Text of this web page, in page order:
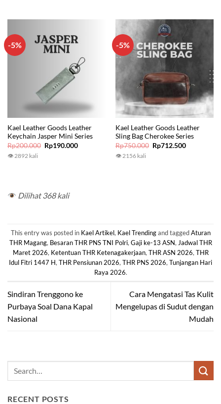
-5%
Kael Leather Goods Leather
Keychain Jasper Mini Series
Rp200.000 Original
price
Rp190.000Current
👁 2892 kali
-5%
Kael Leather Goods Leather
Sling Bag Cherokee Series
Rp750.000 Original
price
Rp712.500Current
👁 2156 kali
Dilihat 368 kali
This entry was posted in Kael Artikel, Kael Trendingand taggedAturan
THR Magang, Besaran THR PNS TNI Polri, Gaji ke-13 ASN, Jadwal THR
Maret 2026, Ketentuan THR Ketenagakerjaan, THR ASN 2026, THR
Idul Fitri 1447 H, THR Pensiunan 2026, THR PNS 2026, Tunjangan Hari
Raya 2026.
Sindiran Trenggono ke
Purbaya Soal Dana Kapal
Nasional
Cara Mengatasi Tas Kulit
Mengelupas di Sudut dengan
Mudah
RECENT POSTS